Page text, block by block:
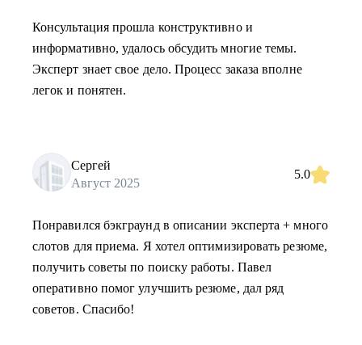
Консультация прошла конструктивно и
информативно, удалось обсудить многие темы.
Эксперт знает свое дело. Процесс заказа вполне
легок и понятен.
Сергей
Август 2025
5.0
Понравился бэкграунд в описании эксперта + много
слотов для приема. Я хотел оптимизировать резюме,
получить советы по поиску работы. Павел
оперативно помог улучшить резюме, дал ряд
советов. Спасибо!